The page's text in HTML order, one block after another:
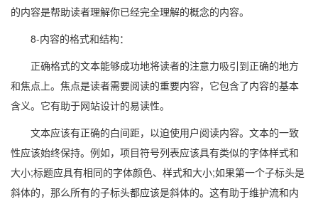
的内容是帮助读者理解你已经完全理解的概念的内容。
8-内容的格式和结构：
正确格式的文本能够成功地将读者的注意力吸引到正确的地方
和焦点上。焦点是读者需要阅读的重要内容，它包含了内容的基本
含义。它有助于网站设计的易读性。
文本应该有正确的白间距，以迫使用户阅读内容。文本的一致
性应该始终保持。例如，项目符号列表应该具有类似的字体样式和
大小;标题应具有相同的字体颜色、样式和大小;如果第一个子标头是
斜体的，那么所有的子标头都应该是斜体的。这有助于维护流和内